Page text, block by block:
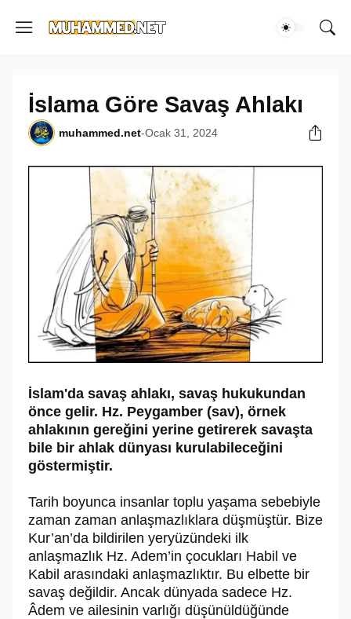
İslama Göre Savaş Ahlakı
muhammed.net-Ocak 31, 2024
İslam'da savaş ahlakı, savaş hukukundan
önce gelir. Hz. Peygamber (sav), örnek
ahlakının gereğini yerine getirerek savaşta
bile bir ahlak dünyası kurulabileceğini
göstermiştir.
Tarih boyunca insanlar toplu yaşama sebebiyle
zaman zaman anlaşmazlıklara düşmüştür. Bize
Kur’an’da bildirilen yeryüzündeki ilk
anlaşmazlık Hz. Adem’in çocukları Habil ve
Kabil arasındaki anlaşmazlıktır. Bu elbette bir
savaş değildir. Ancak dünyada sadece Hz.
Âdem ve ailesinin varlığı düşünüldüğünde